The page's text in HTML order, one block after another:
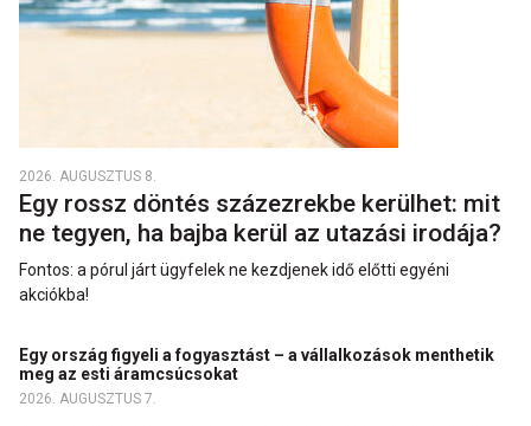
2026. AUGUSZTUS 8.
Egy rossz döntés százezrekbe kerülhet: mit
ne tegyen, ha bajba kerül az utazási irodája?
Fontos: a pórul járt ügyfelek ne kezdjenek idő előtti egyéni
akciókba!
Egy ország figyeli a fogyasztást – a vállalkozások menthetik
meg az esti áramcsúcsokat
2026. AUGUSZTUS 7.